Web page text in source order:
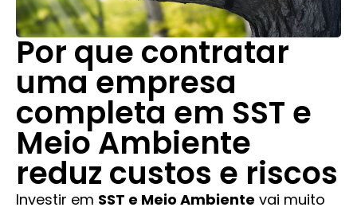
Por que contratar
uma empresa
completa em SST e
Meio Ambiente
reduz custos e riscos
Investir em SST e Meio Ambiente vai muito